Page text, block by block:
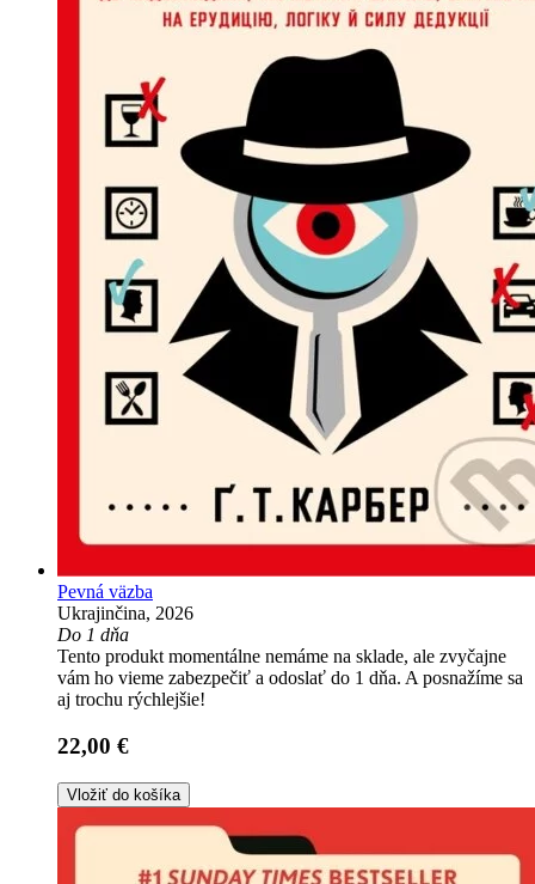
Pevná väzba
Ukrajinčina, 2026
Do 1 dňa
Tento produkt momentálne nemáme na sklade, ale zvyčajne
vám ho vieme zabezpečiť a odoslať do 1 dňa. A posnažíme sa
aj trochu rýchlejšie!
22,00 €
Vložiť do košíka